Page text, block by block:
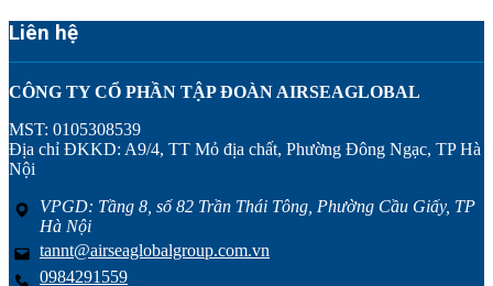
Liên hệ
CÔNG TY CỔ PHẦN TẬP ĐOÀN AIRSEAGLOBAL
MST: 0105308539
Địa chỉ ĐKKD: A9/4, TT Mỏ địa chất, Phường Đông Ngạc, TP Hà
Nội
VPGD: Tầng 8, số 82 Trần Thái Tông, Phường Cầu Giấy, TP
Hà Nội
tannt@airseaglobalgroup.com.vn
0984291559